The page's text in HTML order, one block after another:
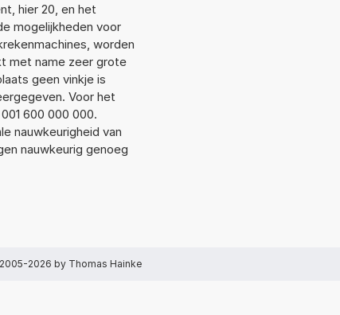
hier 20, en het
mogelijkheden voor
worden
met name zeer grote
geen vinkje is
Voor het
600 000 000.
nauwkeurigheid van
nauwkeurig genoeg
2026 by Thomas Hainke